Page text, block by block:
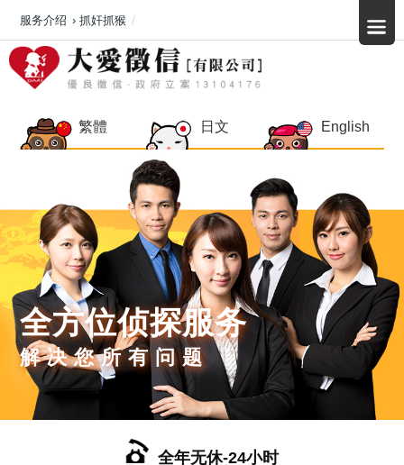
繁體 日文 English
全方位侦探服务
解决您所有问题
全年无休-24小时
服务介绍 › 抓奸抓猴